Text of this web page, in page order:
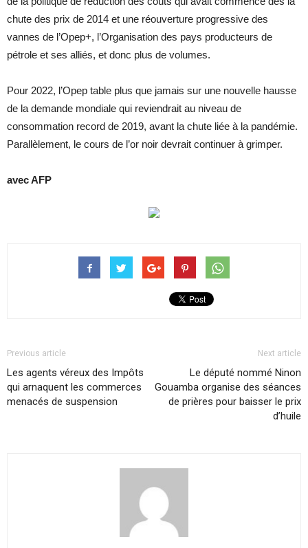
chute des prix de 2014 et une réouverture progressive des
vannes de l’Opep+, l’Organisation des pays producteurs de
pétrole et ses alliés, et donc plus de volumes.
Pour 2022, l’Opep table plus que jamais sur une nouvelle hausse
de la demande mondiale qui reviendrait au niveau de
consommation record de 2019, avant la chute liée à la pandémie.
Parallèlement, le cours de l’or noir devrait continuer à grimper.
avec AFP
Previous article
Les agents véreux des Impôts
qui arnaquent les commerces
menacés de suspension
Next article
Le député nommé Ninon
Gouamba organise des séances
de prières pour baisser le prix
d’huile